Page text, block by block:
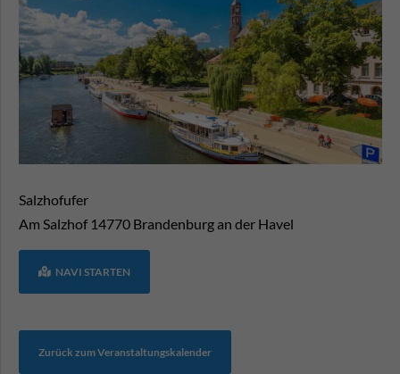
Salzhofufer
Am Salzhof 14770 Brandenburg an der Havel
NAVI STARTEN
Zurück zum Veranstaltungskalender